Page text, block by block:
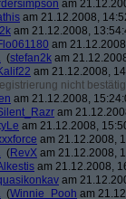
am
am 21.12.2008,
am 21.12.2008,
am
(stefan2k am
am 21.12.2008,
nicht
am 21.12.2008,
am
am 21.12.2008,
am 21.12.2008,
(RevX am 21.12.2008,
am 21.12.2008,
am
(Winnie_Pooh am